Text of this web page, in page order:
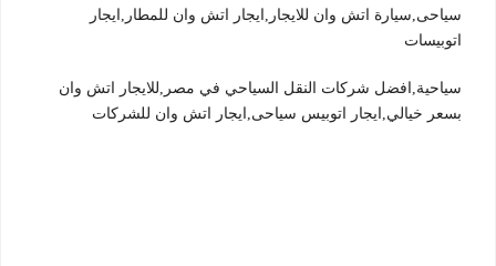
سياحى,سيارة اتش وان للايجار,ايجار اتش وان للمطار,ايجار
اتوبيسات
سياحية,افضل شركات النقل السياحي في مصر,للايجار اتش وان
بسعر خيالي,ايجار اتوبيس سياحى,ايجار اتش وان للشركات